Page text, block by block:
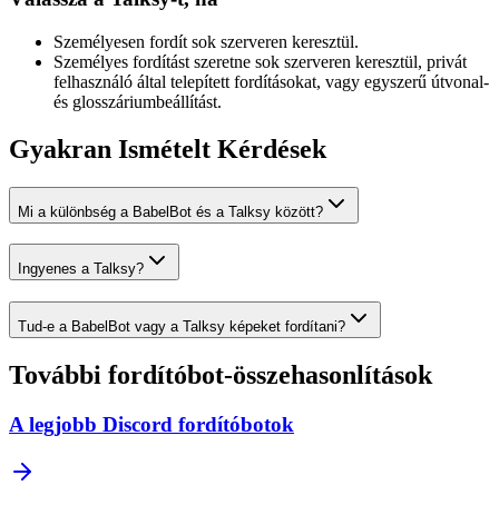
Személyesen fordít sok szerveren keresztül.
Személyes fordítást szeretne sok szerveren keresztül, privát
felhasználó által telepített fordításokat, vagy egyszerű útvonal-
és glosszáriumbeállítást.
Gyakran Ismételt Kérdések
Mi a különbség a BabelBot és a Talksy között?
Ingyenes a Talksy?
Tud-e a BabelBot vagy a Talksy képeket fordítani?
További fordítóbot-összehasonlítások
A legjobb Discord fordítóbotok